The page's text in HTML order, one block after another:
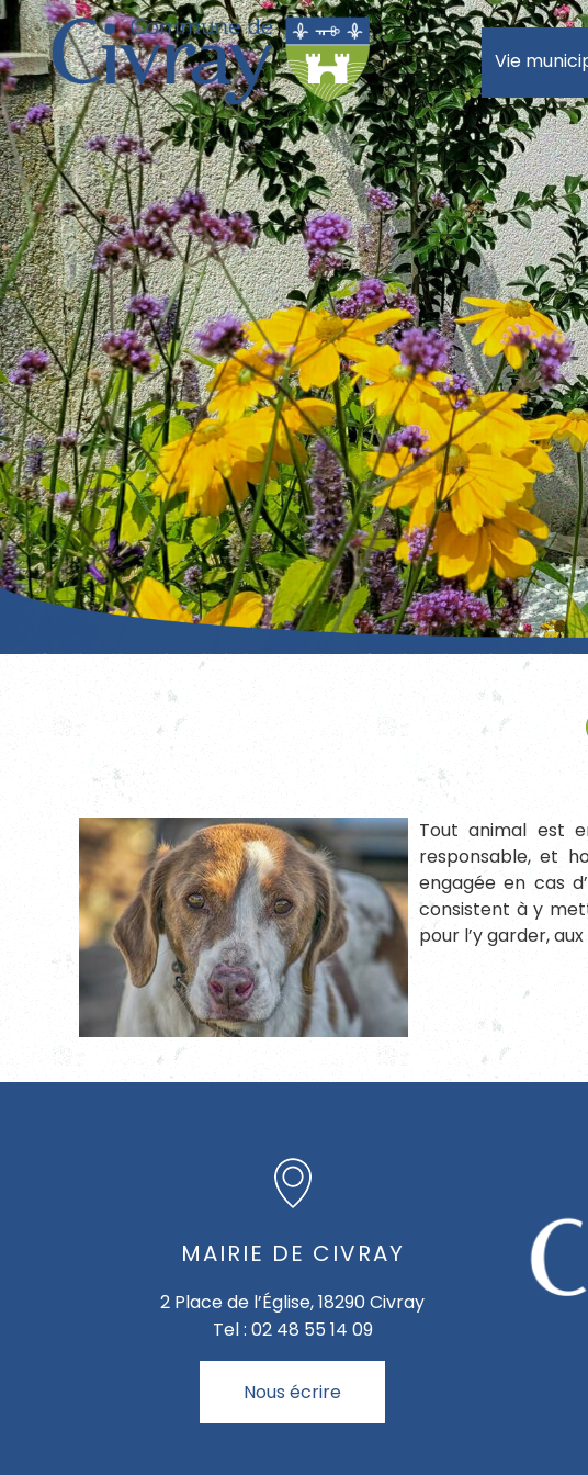
Vie
Tout animal est
responsable, et
engagée en cas
consistent à y
pour l’y garder,
MAIRIE DE CIVRAY
2 Place de l’Église, 18290 Civray
Tel : 02 48 55 14 09
Nous écrire